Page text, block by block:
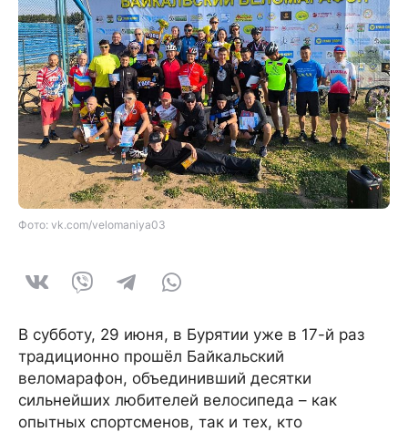
Фото: vk.com/velomaniya03
В субботу, 29 июня, в Бурятии уже в 17-й раз
традиционно прошёл Байкальский
веломарафон, объединивший десятки
сильнейших любителей велосипеда – как
опытных спортсменов, так и тех, кто